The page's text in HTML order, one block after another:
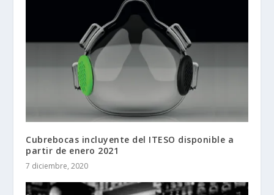
Cubrebocas incluyente del ITESO disponible a
partir de enero 2021
7 diciembre, 2020